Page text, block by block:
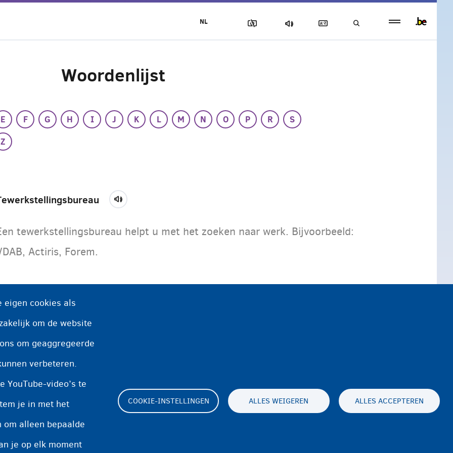
Woordenlijst
E F G H I J K L M N O P R
S
Z
tewerkstellingsbureau helpt u met het zoeken naar werk. Bijvoorbeeld:
Actiris, Forem.
eigen cookies als
om de website
om geaggregeerde
verbeteren.
YouTube-video’s te
je in met het
om alleen bepaalde
je op elk moment
COOKIE-INSTELLINGEN ALLES WEIGEREN ALLES ACCEPTEREN
Footer Cookie-instellingen
NL
footer